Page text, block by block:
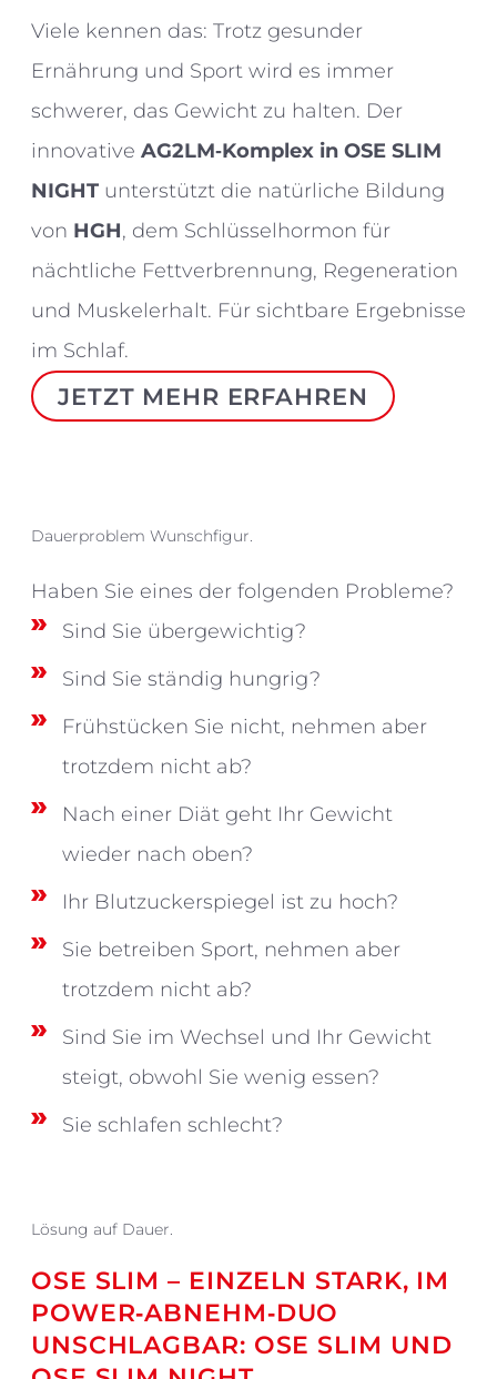
Viele kennen das: Trotz gesunder
Ernährung und Sport wird es immer
schwerer, das Gewicht zu halten. Der
innovative AG2LM‑Komplex in OSE SLIM
NIGHT unterstützt die natürliche Bildung
von HGH, dem Schlüsselhormon für
nächtliche Fettverbrennung, Regeneration
und Muskelerhalt. Für sichtbare Ergebnisse
im Schlaf.
JETZT MEHR ERFAHREN
Dauerproblem Wunschfigur.
Haben Sie eines der folgenden Probleme?
Sind Sie übergewichtig?
Sind Sie ständig hungrig?
Frühstücken Sie nicht, nehmen aber
trotzdem nicht ab?
Nach einer Diät geht Ihr Gewicht
wieder nach oben?
Ihr Blutzuckerspiegel ist zu hoch?
Sie betreiben Sport, nehmen aber
trotzdem nicht ab?
Sind Sie im Wechsel und Ihr Gewicht
steigt, obwohl Sie wenig essen?
Sie schlafen schlecht?
Lösung auf Dauer.
OSE SLIM – EINZELN STARK, IM
POWER‑ABNEHM‑DUO
UNSCHLAGBAR: OSE SLIM UND